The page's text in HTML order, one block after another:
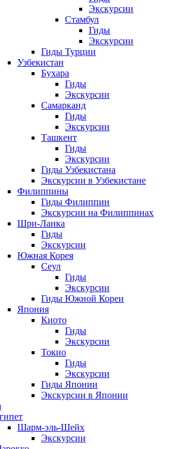
Экскурсии
Стамбул
Гиды
Экскурсии
Гиды Турции
Узбекистан
Бухара
Гиды
Экскурсии
Самарканд
Гиды
Экскурсии
Ташкент
Гиды
Экскурсии
Гиды Узбекистана
Экскурсии в Узбекистане
Филиппины
Гиды Филиппин
Экскурсии на Филиппинах
Шри-Ланка
Гиды
Экскурсии
Южная Корея
Сеул
Гиды
Экскурсии
Гиды Южной Кореи
Япония
Киото
Гиды
Экскурсии
Токио
Гиды
Экскурсии
Гиды Японии
Экскурсии в Японии
Шарм-эль-Шейх
Экскурсии